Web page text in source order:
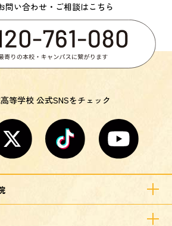
問い合わせ・ご相談はこちら
等学校 公式SNSをチェック